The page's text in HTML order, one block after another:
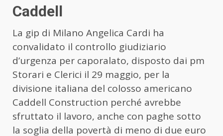
Caddell
La gip di Milano Angelica Cardi ha
convalidato il controllo giudiziario
d’urgenza per caporalato, disposto dai pm
Storari e Clerici il 29 maggio, per la
divisione italiana del colosso americano
Caddell Construction perché avrebbe
sfruttato il lavoro, anche con paghe sotto
la soglia della povertà di meno di due euro